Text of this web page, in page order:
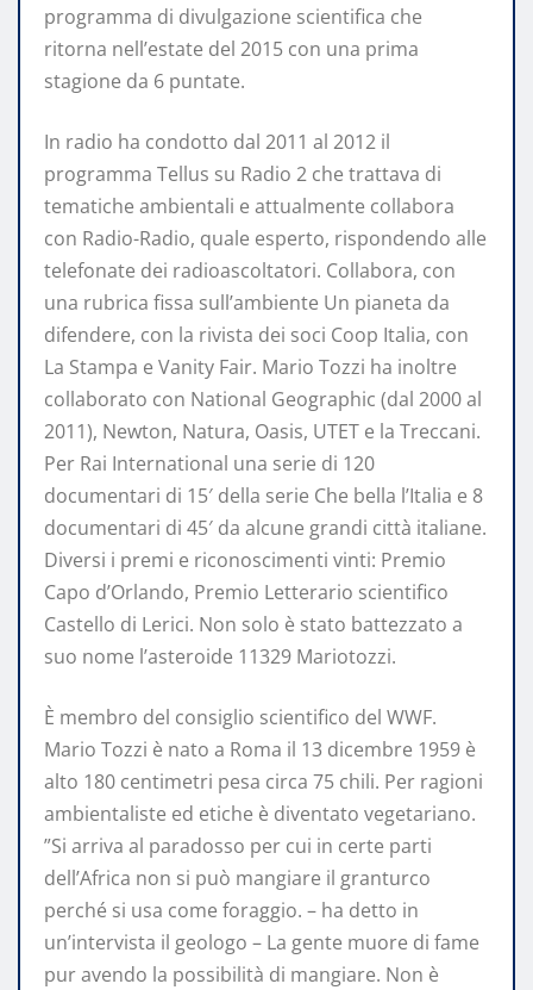
programma di divulgazione scientifica che
ritorna nell’estate del 2015 con una prima
stagione da 6 puntate.
In radio ha condotto dal 2011 al 2012 il
programma Tellus su Radio 2 che trattava di
tematiche ambientali e attualmente collabora
con Radio-Radio, quale esperto, rispondendo alle
telefonate dei radioascoltatori. Collabora, con
una rubrica fissa sull’ambiente Un pianeta da
difendere, con la rivista dei soci Coop Italia, con
La Stampa e Vanity Fair. Mario Tozzi ha inoltre
collaborato con National Geographic (dal 2000 al
2011), Newton, Natura, Oasis, UTET e la Treccani.
Per Rai International una serie di 120
documentari di 15′ della serie Che bella l’Italia e 8
documentari di 45′ da alcune grandi città italiane.
Diversi i premi e riconoscimenti vinti: Premio
Capo d’Orlando, Premio Letterario scientifico
Castello di Lerici. Non solo è stato battezzato a
suo nome l’asteroide 11329 Mariotozzi.
È membro del consiglio scientifico del WWF.
Mario Tozzi è nato a Roma il 13 dicembre 1959 è
alto 180 centimetri pesa circa 75 chili. Per ragioni
ambientaliste ed etiche è diventato vegetariano.
”Si arriva al paradosso per cui in certe parti
dell’Africa non si può mangiare il granturco
perché si usa come foraggio. – ha detto in
un’intervista il geologo – La gente muore di fame
pur avendo la possibilità di mangiare. Non è